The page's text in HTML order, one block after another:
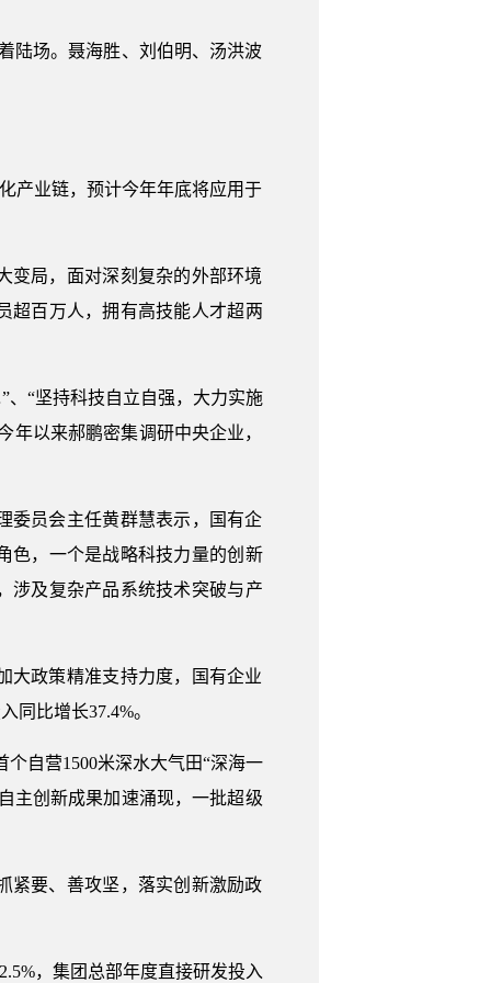
陆场。聂海胜、刘伯明、汤洪波
产业链，预计今年年底将应用于
变局，面对深刻复杂的外部环境
超百万人，拥有高技能人才超两
“坚持科技自立自强，大力实施
以来郝鹏密集调研中央企业，
委员会主任黄群慧表示，国有企
色，一个是战略科技力量的创新
涉及复杂产品系统技术突破与产
大政策精准支持力度，国有企业
同比增长37.4%。
自营1500米深水大气田“深海一
主创新成果加速涌现，一批超级
紧要、善攻坚，落实创新激励政
，集团总部年度直接研发投入